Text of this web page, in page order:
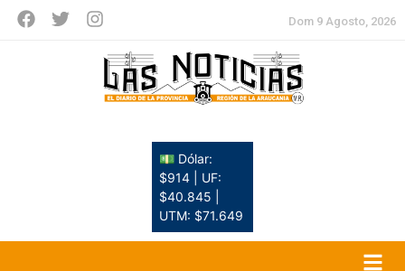
Dom 9 Agosto, 2026
💵 Dólar:
$914 | UF:
$40.845 |
UTM: $71.649